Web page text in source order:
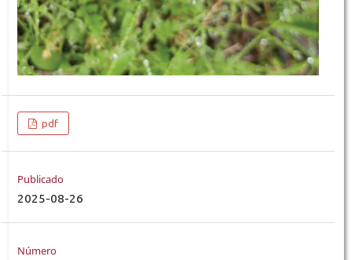
pdf
Publicado
2025-08-26
Número